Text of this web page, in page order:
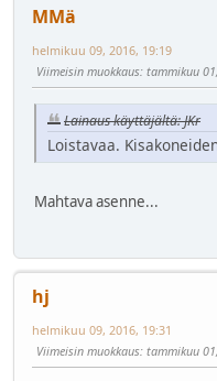
MMä
helmikuu 09, 2016, 19:19
Viimeisin muokkaus: tammikuu
Lainaus käyttäjältä: JKr
Loistavaa.
Mahtava asenne...
hj
helmikuu 09, 2016, 19:31
Viimeisin muokkaus: tammikuu